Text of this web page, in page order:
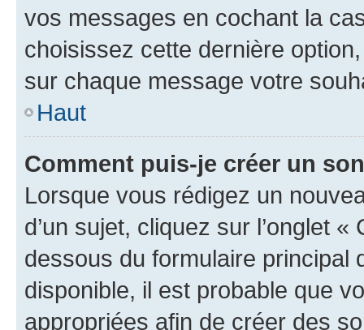
vos messages en cochant la
choisissez cette dernière
sur chaque message votre
Haut
Comment puis-je créer un
Lorsque vous rédigez un
d’un sujet, cliquez sur l’onglet
dessous du formulaire principal
disponible, il est probable que
appropriées afin de créer des